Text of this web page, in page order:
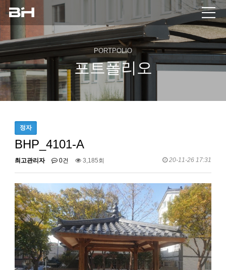
PORTPOLIO
포트폴리오
정자
BHP_4101-A
최고관리자 0건 3,185회 20-11-26 17:31